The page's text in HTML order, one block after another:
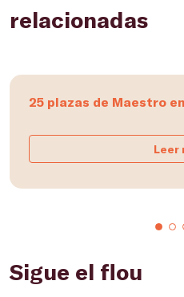
relacionadas
25 plazas de Maestro
Leer
Sigue el flou